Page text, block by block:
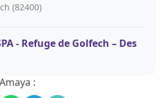
(82400)
- Refuge de Golfech – Des
: